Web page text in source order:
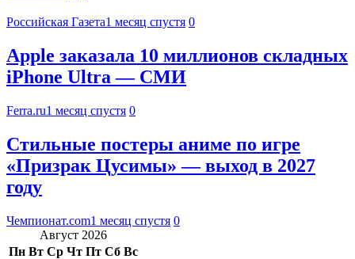
Российская Газета1 месяц спустя 0
Apple заказала 10 миллионов складных
iPhone Ultra — СМИ
Ferra.ru1 месяц спустя 0
Стильные постеры аниме по игре
«Призрак Цусимы» — выход в 2027
году
Чемпионат.com1 месяц спустя 0
Август 2026
Пн Вт Ср Чт Пт Сб Вс